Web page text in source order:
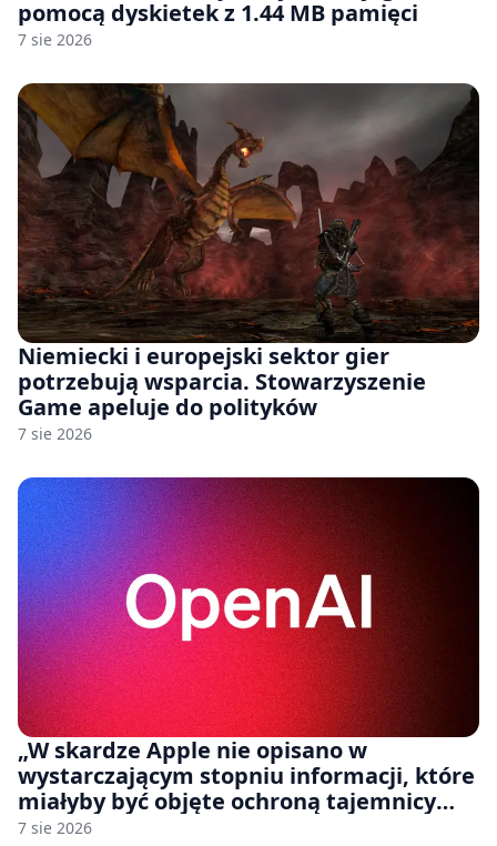
pomocą dyskietek z 1.44 MB pamięci
7 sie 2026
Niemiecki i europejski sektor gier
potrzebują wsparcia. Stowarzyszenie
Game apeluje do polityków
7 sie 2026
„W skardze Apple nie opisano w
wystarczającym stopniu informacji, które
miałyby być objęte ochroną tajemnicy
handlowej”. OpenAI żąda odrzucenia
7 sie 2026